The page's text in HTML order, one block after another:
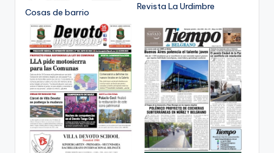
Cosas de barrio
Revista La Urdimbre